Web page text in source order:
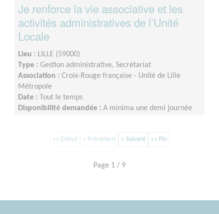
Je renforce la vie associative et les
activités administratives de l’Unité
Locale
Lieu : LILLE (59000)
Type : Gestion administrative, Secrétariat
Association : Croix-Rouge française - Unité de Lille
Métropole
Date : Tout le temps
Disponibilité demandée : A minima une demi journée
«« Début « Précédent » Suivant »» Fin
Page 1 / 9